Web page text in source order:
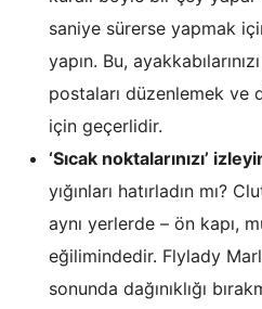
saniye sürerse yapmak
yapın. Bu,
postaları düzenlemek ve
için geçerlidir.
‘Sıcak noktalarınızı’
yığınları hatırladın mı?
aynı yerlerde – ön kapı,
eğilimindedir. Flylady
sonunda dağınıklığı